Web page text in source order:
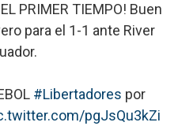
PRIMER TIEMPO! Buen
para el 1-1 ante River
#Libertadores por
pgJsQu3kZi